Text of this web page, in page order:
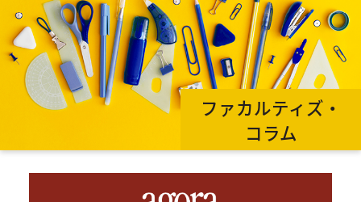
ファカルティズ・
コラム